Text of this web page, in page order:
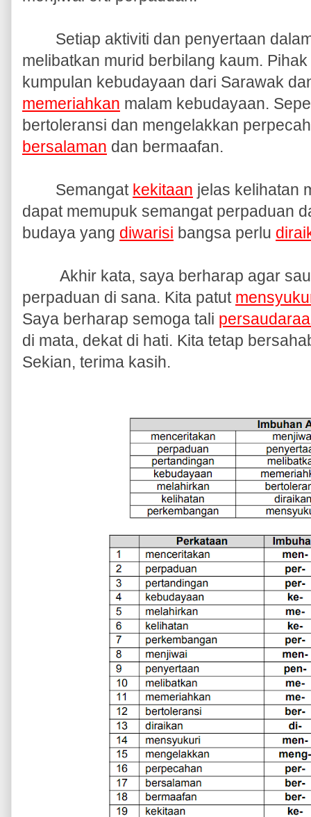
Setiap aktiviti dan penyertaan
melibatkan murid berbilang kaum.
kumpulan kebudayaan dari Sarawak
memeriahkan malam kebudayaan.
bertoleransi dan mengelakkan
bersalaman dan bermaafan.
Semangat kekitaan jelas kelihatan
dapat memupuk semangat perpaduan
budaya yang diwarisi bangsa perlu
Akhir kata, saya berharap agar
perpaduan di sana. Kita patut
Saya berharap semoga tali
di mata, dekat di hati. Kita tetap
Sekian, terima kasih.